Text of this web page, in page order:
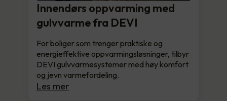
Innendørs oppvarming med
gulvvarme fra DEVI
For boliger som trenger praktiske og
energieffektive oppvarmingsløsninger, tilbyr
DEVI gulvvarmesystemer med høy komfort
og jevn varmefordeling.
Les mer